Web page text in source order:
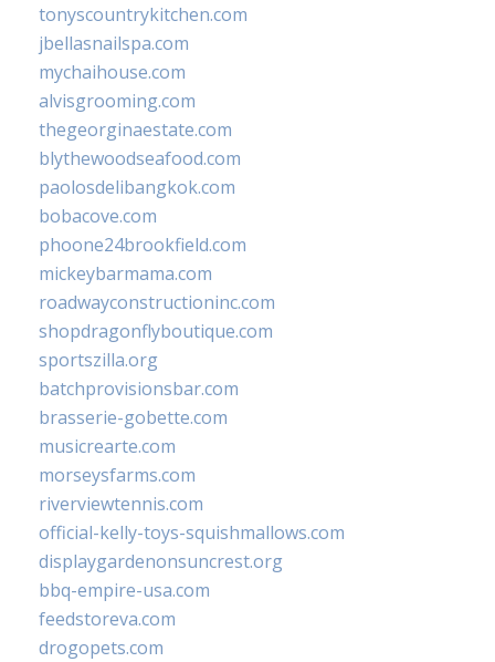
tonyscountrykitchen.com
jbellasnailspa.com
mychaihouse.com
alvisgrooming.com
thegeorginaestate.com
blythewoodseafood.com
paolosdelibangkok.com
bobacove.com
phoone24brookfield.com
mickeybarmama.com
roadwayconstructioninc.com
shopdragonflyboutique.com
sportszilla.org
batchprovisionsbar.com
brasserie-gobette.com
musicrearte.com
morseysfarms.com
riverviewtennis.com
official-kelly-toys-squishmallows.com
displaygardenonsuncrest.org
bbq-empire-usa.com
feedstoreva.com
drogopets.com